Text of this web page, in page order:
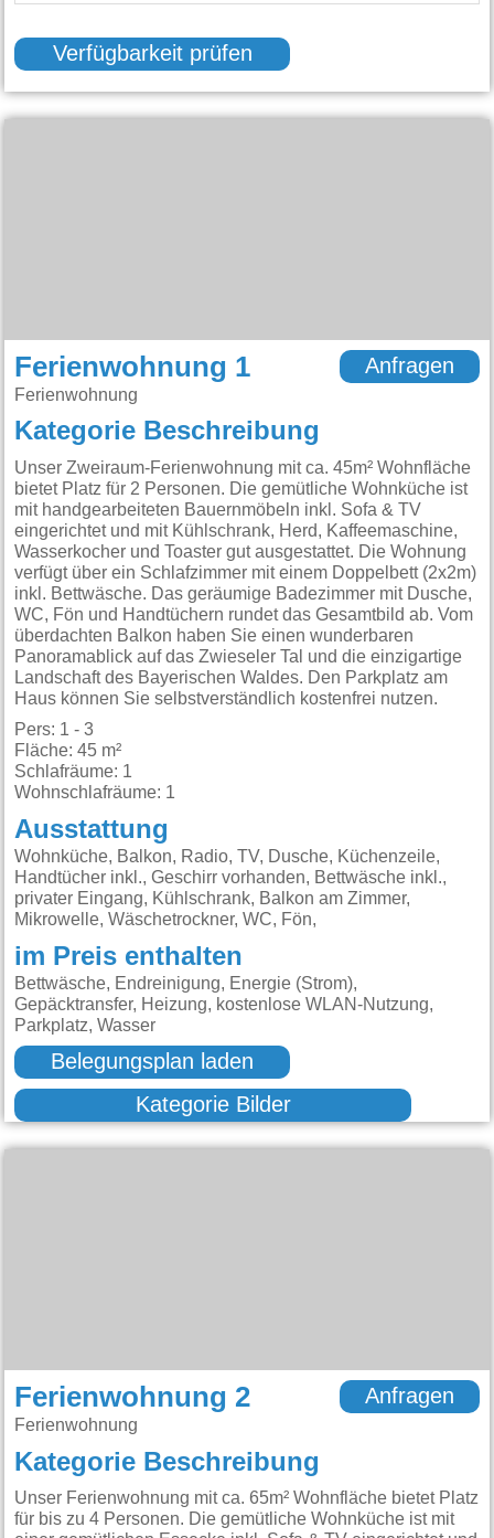
Verfügbarkeit prüfen
Ferienwohnung 1
Ferienwohnung
Anfragen
Kategorie Beschreibung
Unser Zweiraum-Ferienwohnung mit ca. 45m² Wohnfläche
bietet Platz für 2 Personen. Die gemütliche Wohnküche ist
mit handgearbeiteten Bauernmöbeln inkl. Sofa & TV
eingerichtet und mit Kühlschrank, Herd, Kaffeemaschine,
Wasserkocher und Toaster gut ausgestattet. Die Wohnung
verfügt über ein Schlafzimmer mit einem Doppelbett (2x2m)
inkl. Bettwäsche. Das geräumige Badezimmer mit Dusche,
WC, Fön und Handtüchern rundet das Gesamtbild ab. Vom
überdachten Balkon haben Sie einen wunderbaren
Panoramablick auf das Zwieseler Tal und die einzigartige
Landschaft des Bayerischen Waldes. Den Parkplatz am
Haus können Sie selbstverständlich kostenfrei nutzen.
Pers: 1 - 3
Fläche: 45 m²
Schlafräume: 1
Wohnschlafräume: 1
Ausstattung
Wohnküche, Balkon, Radio, TV, Dusche, Küchenzeile,
Handtücher inkl., Geschirr vorhanden, Bettwäsche inkl.,
privater Eingang, Kühlschrank, Balkon am Zimmer,
Mikrowelle, Wäschetrockner, WC, Fön,
im Preis enthalten
Bettwäsche, Endreinigung, Energie (Strom),
Gepäcktransfer, Heizung, kostenlose WLAN-Nutzung,
Parkplatz, Wasser
Belegungsplan laden
Kategorie Bilder
Ferienwohnung 2
Ferienwohnung
Anfragen
Kategorie Beschreibung
Unser Ferienwohnung mit ca. 65m² Wohnfläche bietet Platz
für bis zu 4 Personen. Die gemütliche Wohnküche ist mit